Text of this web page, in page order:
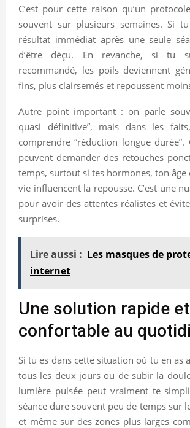
C’est pour cette raison qu’un
souvent sur plusieurs semaines. Si
résultat immédiat après une seule
d’être déçu. En revanche, si tu
recommandé, les poils deviennent
fins, plus clairsemés et repoussent
Autre point important : on parle
quasi définitive”, mais dans les
comprendre “réduction longue durée”.
peuvent demander des retouches
temps, surtout si tes hormones, ton
vie influencent la repousse. C’est une
pour avoir des attentes réalistes et
surprises.
Lire aussi : Les masques de
internet
Une solution rapide
confortable au
Si tu es dans cette situation où tu en as
tous les deux jours ou de subir la
lumière pulsée peut vraiment te
séance dure souvent peu de temps sur
et même sur des zones plus larges